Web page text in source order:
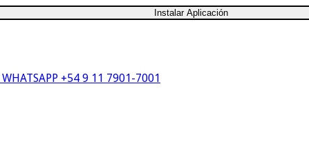
Instalar Aplicación
WHATSAPP +54 9 11 7901-7001